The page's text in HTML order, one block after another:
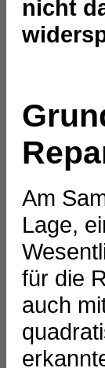
nicht
Am
Lage,
für die
auch